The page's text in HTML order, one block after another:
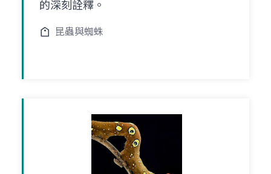
的深刻詮釋。
昆蟲與蜘蛛